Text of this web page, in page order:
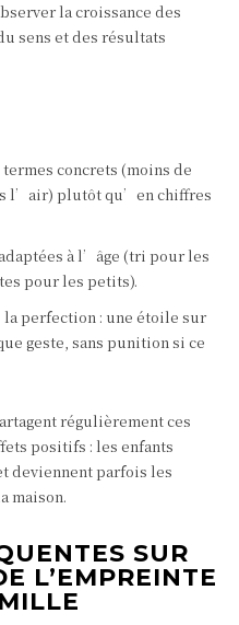
la croissance des
sens et des résultats
concrets (moins de
l’air) plutôt qu’en chiffres
à l’âge (tri pour les
pour les petits).
perfection : une étoile sur
geste, sans punition si ce
régulièrement ces
positifs : les enfants
deviennent parfois les
maison.
SUR
L’EMPREINTE